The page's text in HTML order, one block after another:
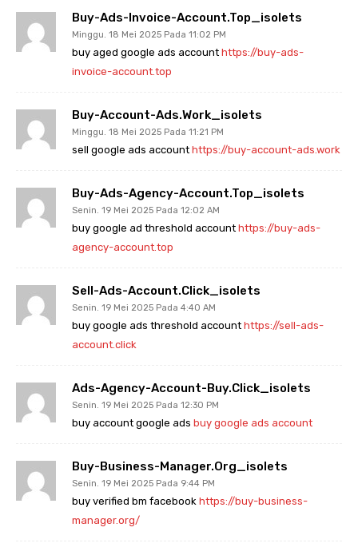
Buy-Ads-Invoice-Account.top_isolets
Minggu. 18 Mei 2025 Pada 11:02 PM
buy aged google ads account https://buy-ads-
invoice-account.top
Buy-Account-Ads.work_isolets
Minggu. 18 Mei 2025 Pada 11:21 PM
sell google ads account https://buy-account-ads.work
Buy-Ads-Agency-Account.top_isolets
Senin. 19 Mei 2025 Pada 12:02 AM
buy google ad threshold account https://buy-ads-
agency-account.top
Sell-Ads-Account.click_isolets
Senin. 19 Mei 2025 Pada 4:40 AM
buy google ads threshold account https://sell-ads-
account.click
Ads-Agency-Account-Buy.click_isolets
Senin. 19 Mei 2025 Pada 12:30 PM
buy account google ads buy google ads account
Buy-Business-Manager.org_isolets
Senin. 19 Mei 2025 Pada 9:44 PM
buy verified bm facebook https://buy-business-
manager.org/